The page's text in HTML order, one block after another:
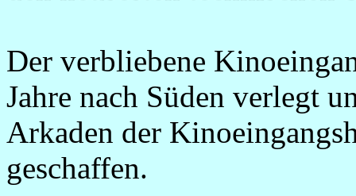
Der verbliebene
Jahre nach Süden verlegt
Arkaden der
geschaffen.